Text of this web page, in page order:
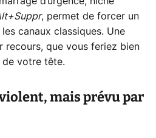
, permet de forcer un
canaux classiques. Une
recours, que vous feriez bien
de votre tête.
mais prévu par